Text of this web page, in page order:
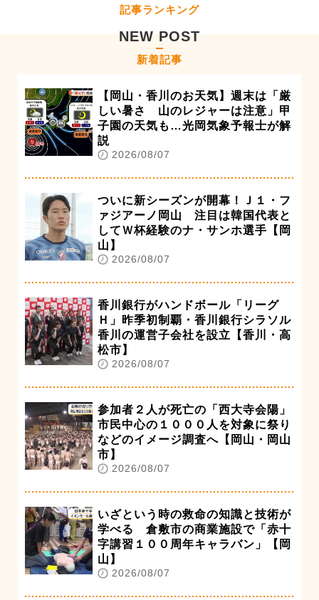
記事ランキング
NEW POST
新着記事
【岡山・香川のお天気】週末は「厳
しい暑さ 山のレジャーは注意」甲
子園の天気も…光岡気象予報士が解
説
2026/08/07
ついに新シーズンが開幕！Ｊ１・フ
ァジアーノ岡山 注目は韓国代表と
してＷ杯経験のナ・サンホ選手【岡
山】
2026/08/07
香川銀行がハンドボール「リーグ
Ｈ」昨季初制覇・香川銀行シラソル
香川の運営子会社を設立【香川・高
松市】
2026/08/07
参加者２人が死亡の「西大寺会陽」
市民中心の１０００人を対象に祭り
などのイメージ調査へ【岡山・岡山
市】
2026/08/07
いざという時の救命の知識と技術が
学べる 倉敷市の商業施設で「赤十
字講習１００周年キャラバン」【岡
山】
2026/08/07